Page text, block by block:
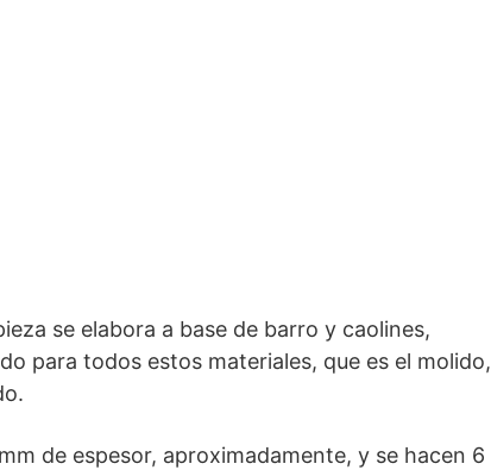
se elabora a base de barro y caolines,
para todos estos materiales, que es el molido,
de espesor, aproximadamente, y se hacen 6